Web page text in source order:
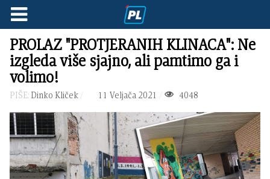
PROLAZ "PROTJERANIH KLINACA": Ne
izgleda više sjajno, ali pamtimo ga i
volimo!
PIŠE: Dinko Kliček 11 Veljača 2021 4048